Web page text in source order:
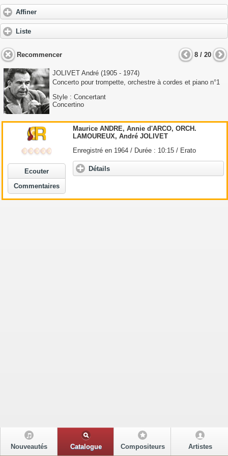
Affiner
Liste
Recommencer 8 / 20
JOLIVET André (1905 - 1974)
Concerto pour trompette, orchestre à cordes et piano n°1
Style : Concertant
Concertino
Ecouter
Commentaires
MauriceANDRE, Annie d'ARCO, ORCH.
LAMOUREUX,André JOLIVET
Enregistré en 1964 / Durée : 10:15 / Erato
Détails
Nouveautés Catalogue Compositeurs Artistes